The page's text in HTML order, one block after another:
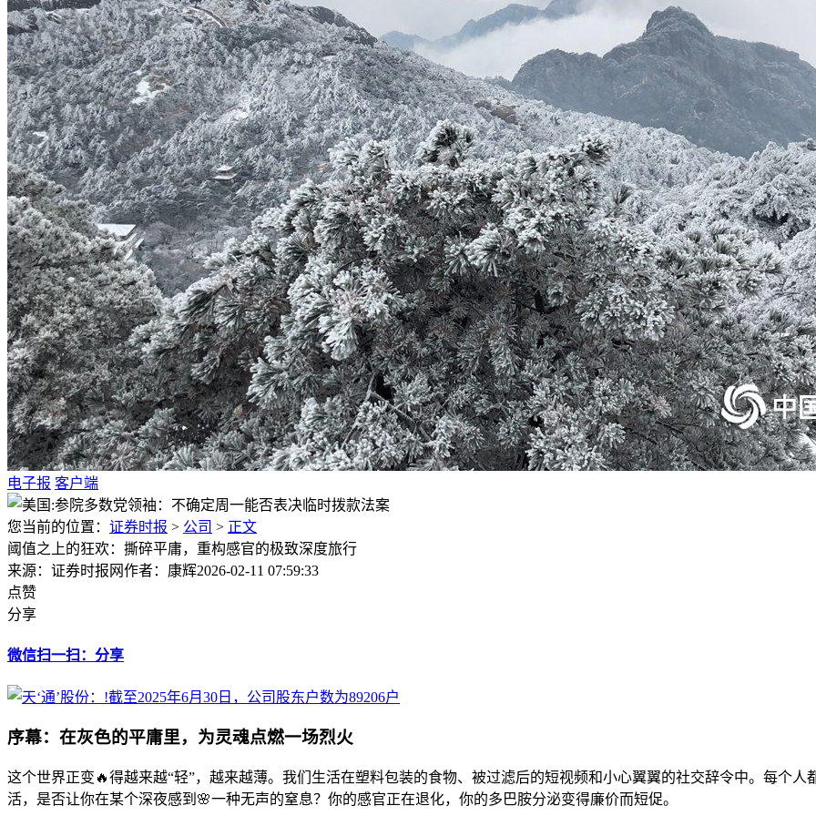
电子报 客户端
您当前的位置： 证券时报 > 公司 > 正文
阈值之上的狂欢：撕碎平庸，重构感官的极致深度旅行
来源：证券时报网作者：康辉2026-02-11 07:59:33
点赞
分享
微信扫一扫：分享
序幕：在灰色的平庸里，为灵魂点燃一场烈火
这个世界正变🔥得越来越“轻”，越来越薄。我们生活在塑料包装的食物、被过滤后的短视频和小心翼翼的社交辞令中。每个人
活，是否让你在某个深夜感到🌸一种无声的窒息？你的感官正在退化，你的多巴胺分泌变得廉价而短促。